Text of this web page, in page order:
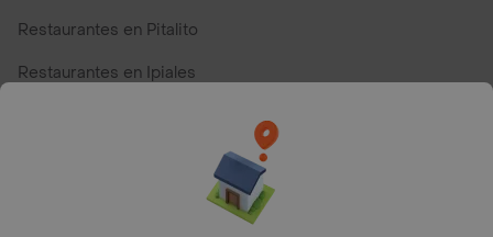
Restaurantes en Pitalito
Restaurantes en Ipiales
Top Marcas y Cadenas de Restaurantes
Restaurantes cerca de mi para pedir Comida a Domicilio -